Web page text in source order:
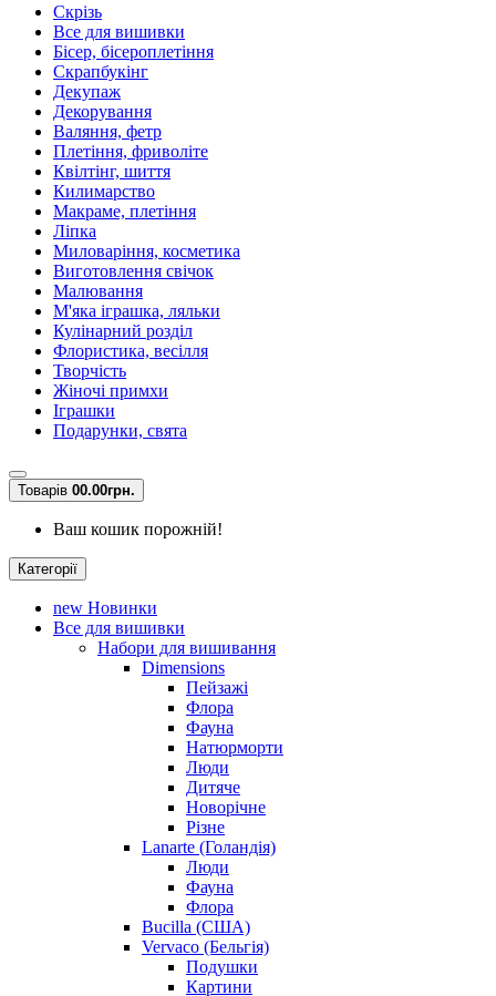
Скрізь
Все для вишивки
Бісер, бісероплетіння
Скрапбукінг
Декупаж
Декорування
Валяння, фетр
Плетіння, фриволіте
Квілтінг, шиття
Килимарство
Макраме, плетіння
Ліпка
Миловаріння, косметика
Виготовлення свічок
Малювання
М'яка іграшка, ляльки
Кулінарний розділ
Флористика, весілля
Творчість
Жіночі примхи
Іграшки
Подарунки, свята
Товарів 00.00грн.
Ваш кошик порожній!
Категорії
new Новинки
Все для вишивки
Набори для вишивання
Dimensions
Пейзажі
Флора
Фауна
Натюрморти
Люди
Дитяче
Новорічне
Різне
Lanarte (Голандія)
Люди
Фауна
Флора
Bucilla (США)
Vervaco (Бельгія)
Подушки
Картини